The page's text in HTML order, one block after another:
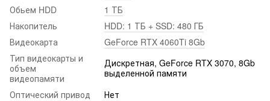
Обьем HDD
1 ТБ
Накопитель
HDD: 1 ТБ + SSD: 480 ГБ
Видеокарта
GeForce RTX 4060Ti 8Gb
Тип видеокарты и
объем
видеопамяти
Дискретная, GeForce RTX 3070, 8Gb
выделенной памяти
Оптический привод
Нет